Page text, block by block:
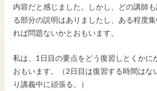
内容だと感じました。しかし、どの講師
る部分の説明はありましたし、ある程度
れば問題ないかとおもいます。
私は、1日目の要点をどう復習しとくかに
おもいます。（2日目は復習する時間はな
り講義中に頑張る。）